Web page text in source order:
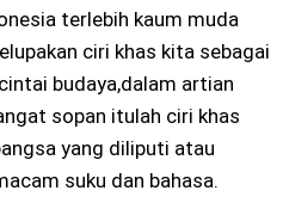
terlebih kaum muda
ciri khas kita sebagai
budaya,dalam artian
sopan itulah ciri khas
yang diliputi atau
suku dan bahasa.